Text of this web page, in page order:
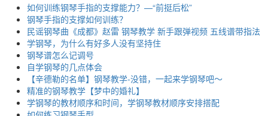
如何训练钢琴手指的支撑能力？—“前挺后松”
钢琴手指的支撑如何训练？
民谣钢琴曲《成都》赵雷 钢琴教学 新手跟弹视频 五线谱带指法
学钢琴，为什么有好多人没有坚持住
钢琴谱怎么记调号
自学钢琴的几点体会
【辛德勒的名单】钢琴教学-没错，一起来学钢琴吧～
精准的钢琴教学【梦中的婚礼】
学钢琴的教材顺序和时间，学钢琴教材顺序安排搭配